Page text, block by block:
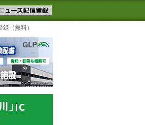
物流ニュースメール配信を登録す
るテーマ
（無料）